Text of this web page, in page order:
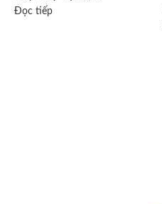
Đọc tiếp